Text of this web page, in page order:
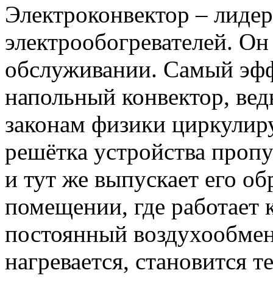
Электроконвектор –
электрообогревателей.
обслуживании. Самый
напольный конвектор,
законам физики
решётка устройства
и тут же выпускает его
помещении, где работает
постоянный
нагревается, становится